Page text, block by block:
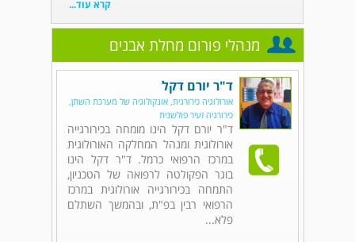
קרא עוד...
מנהלי פורום מחלת אבנים
ד"ר יורם דקל
אורולוגיה כירורגית, אונקולוגיה של מערכת השתן,
כירורגיה זעיר פולשנית
ד"ר יורם דקל הינו מומחה בכירורגייה
אורולוגית ומנהל המחלקה האורולוגית
במרכז הרפואי כרמל. ד"ר דקל הינו
בוגר הפקולטה לרפואה של הטכניון,
התמחה בכירורגייה אורולוגית במרכז
הרפואי רבין בפ"ת, ובהמשך השתלם
פלא...